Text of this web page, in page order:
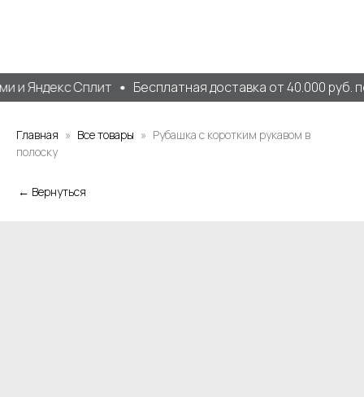
и Яндекс Сплит Бесплатная доставка от 40.000 руб.
Главная Все товары
Рубашка с коротким рукавом в
полоску
← Вернуться